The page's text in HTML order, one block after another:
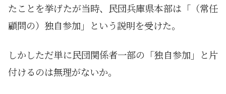
たことを挙げたが当時、民団兵庫県本部は「（常任
顧問の）独自参加」という説明を受けた。
しかしただ単に民団関係者一部の「独自参加」と片
付けるのは無理がないか。